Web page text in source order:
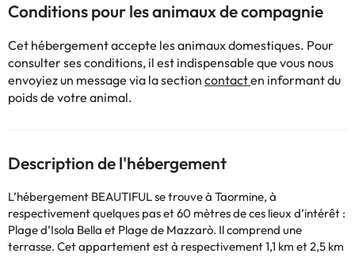
Conditions pour les animaux de compagnie
Cet hébergement accepte les animaux domestiques. Pour
consulter ses conditions, il est indispensable que vous nous
envoyiez un message via la section contacten informant du
poids de votre animal.
Description de l'hébergement
L’hébergement BEAUTIFUL se trouve à Taormine, à
respectivement quelques pas et 60 mètres de ces lieux d’intérêt :
Plage d’Isola Bella et Plage de Mazzarò. Il comprend une
terrasse. Cet appartement est à respectivement 1,1 km et 2,5 km